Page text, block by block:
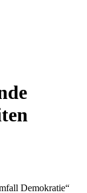
Demokratie“